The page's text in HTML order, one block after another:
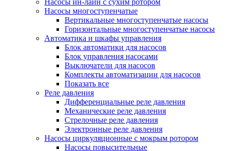
Насосы ин-лайн с сухим ротором
Насосы многоступенчатые
Вертикальные многоступенчатые насосы
Горизонтальные многоступенчатые насосы
Автоматика и шкафы управления
Блок автоматики для насосов
Блок управления насосами
Выключатели для насосов
Комплекты автоматизации для насосов
Показать все
Реле давления
Дифференциальные реле давления
Механические реле давления
Стрелочные реле давления
Электронные реле давления
Насосы циркуляционные с мокрым ротором
Насосы повысительные